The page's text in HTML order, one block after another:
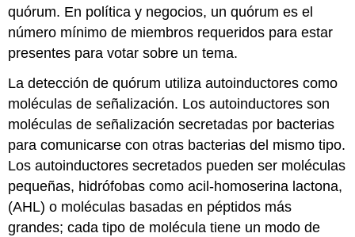
quórum. En política y negocios, un quórum es el
número mínimo de miembros requeridos para estar
presentes para votar sobre un tema.
La detección de quórum utiliza autoinductores como
moléculas de señalización. Losautoinductores son
moléculas de señalización secretadas por bacterias
para comunicarse con otras bacterias del mismo tipo.
Los autoinductores secretados pueden ser moléculas
pequeñas, hidrófobas como acil-homoserina lactona,
(AHL) o moléculas basadas en péptidos más
grandes; cada tipo de molécula tiene un modo de